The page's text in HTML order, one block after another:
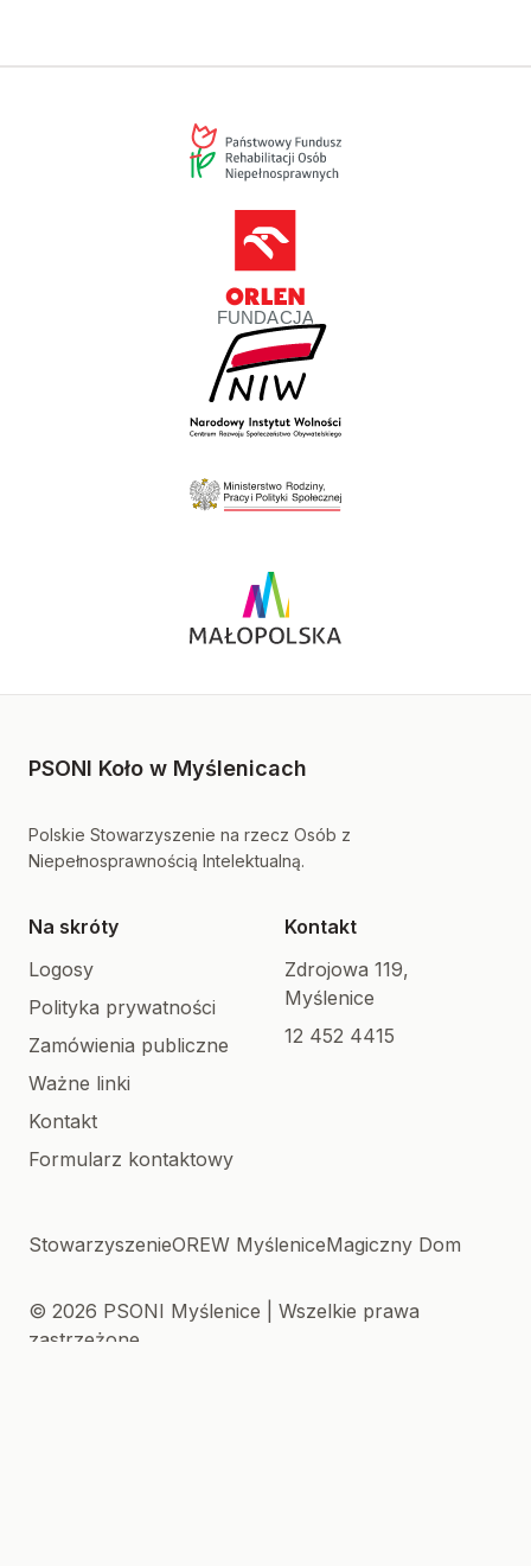
PSONI Koło w Myślenicach
Polskie Stowarzyszenie na rzecz Osób z
Niepełnosprawnością Intelektualną.
Na skróty
Logosy
Polityka prywatności
Zamówienia publiczne
Ważne linki
Kontakt
Formularz kontaktowy
Kontakt
Zdrojowa 119,
Myślenice
12 452 4415
StowarzyszenieOREW MyśleniceMagiczny Dom
© 2026 PSONI Myślenice | Wszelkie prawa
zastrzeżone